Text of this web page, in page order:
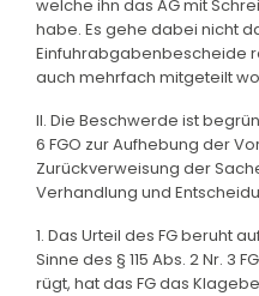
welche ihn das AG mit
habe. Es gehe dabei nicht
Einfuhrabgabenbescheide
auch mehrfach mitgeteilt
II. Die Beschwerde ist
6 FGO zur Aufhebung der
Zurückverweisung der
Verhandlung und
1. Das Urteil des FG beruht
Sinne des § 115 Abs. 2 Nr. 3
rügt, hat das FG das